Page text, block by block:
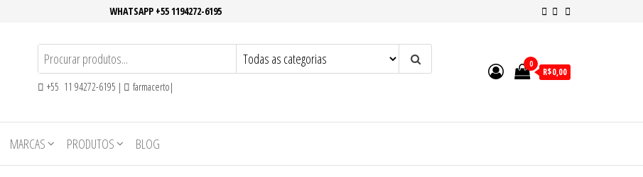
WHATSAPP +55 1194272-6195
+55 11 94272-6195 | farmacerto|
0
R$0,00
MARCAS PRODUTOS BLOG